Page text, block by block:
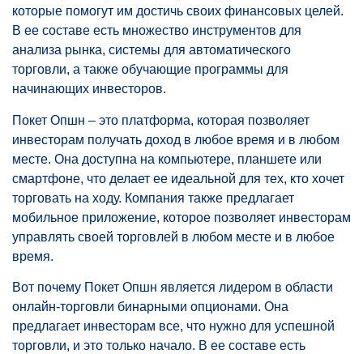
которые помогут им достичь своих финансовых целей.
В ее составе есть множество инструментов для
анализа рынка, системы для автоматического
торговли, а также обучающие программы для
начинающих инвесторов.
Покет Опшн – это платформа, которая позволяет
инвесторам получать доход в любое время и в любом
месте. Она доступна на компьютере, планшете или
смартфоне, что делает ее идеальной для тех, кто хочет
торговать на ходу. Компания также предлагает
мобильное приложение, которое позволяет инвесторам
управлять своей торговлей в любом месте и в любое
время.
Вот почему Покет Опшн является лидером в области
онлайн-торговли бинарными опционами. Она
предлагает инвесторам все, что нужно для успешной
торговли, и это только начало. В ее составе есть